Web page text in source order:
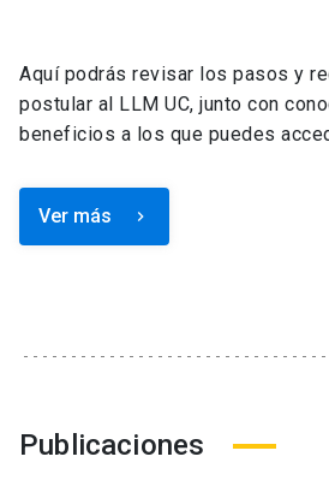
Aquí podrás revisar los pasos y
postular al LLM UC, junto con
beneficios a los que puedes
Ver más keyboard_arrow_right
Publicaciones